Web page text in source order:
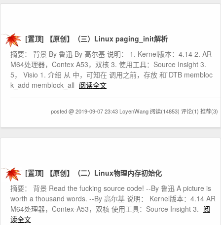
[置顶] 【原创】（三）Linux paging_init解析
摘要： 背景 By 鲁迅 By 高尔基 说明： 1. Kernel版本：4.14 2. AR
M64处理器，Contex A53，双核 3. 使用工具：Source Insight 3.
5， Visio 1. 介绍 从 中，可知在 调用之前，存放 和`DTB membloc
k_add memblock_all 阅读全文
posted @ 2019-09-07 23:43 LoyenWang 阅读(14853) 评论(1) 推荐(3)
[置顶] 【原创】（二）Linux物理内存初始化
摘要： 背景 Read the fucking source code! --By 鲁迅 A picture is
worth a thousand words. --By 高尔基 说明： Kernel版本：4.14 AR
M64处理器，Contex-A53，双核 使用工具：Source Insight 3. 阅
读全文